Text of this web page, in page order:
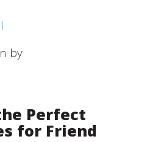
by
Perfect
for Friend